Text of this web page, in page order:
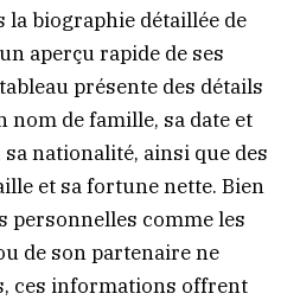
la biographie détaillée de
aperçu rapide de ses
présente des détails
nom de famille, sa date et
nationalité, ainsi que des
et sa fortune nette. Bien
personnelles comme les
de son partenaire ne
ces informations offrent